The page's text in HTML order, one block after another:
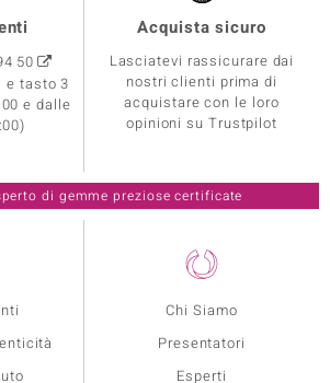
Chi Siamo
Presentatori
Esperti
50
e tasto 3
e dalle
Acquista sicuro
Lasciatevi rassicurare dai
nostri clienti prima di
acquistare con le loro
opinioni su Trustpilot
di gemme preziose certificate